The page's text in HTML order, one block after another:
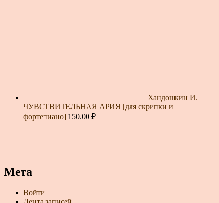
Хандошкин И.
ЧУВСТВИТЕЛЬНАЯ АРИЯ [для скрипки и
фортепиано] 150.00 ₽
Мета
Войти